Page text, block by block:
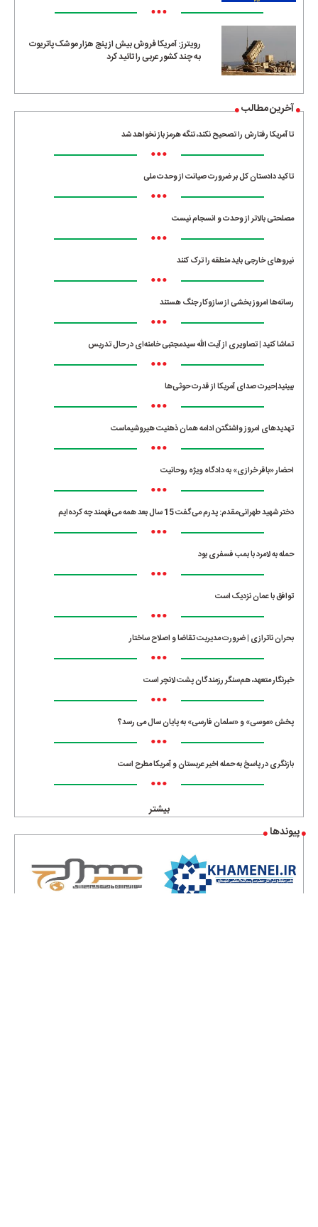
•••
رویترز: آمریکا فروش بیش از پنج هزار موشک پاتریوت
به چند کشور عربی را تائید کرد
آخرین مطالب
تا آمریکا رفتارش را تصحیح نکند، تنگه هرمز باز نخواهد شد
•••
تاکید دادستان کل بر ضرورت صیانت از وحدت ملی
•••
مصلحتی بالاتر از وحدت و انسجام نیست
•••
نیروهای خارجی باید منطقه را ترک کنند
•••
رسانه‌ها امروز بخشی از سازوکار جنگ هستند
•••
تماشا کنید | تصاویری از آیت الله سیدمجتبی خامنه‌ای در حال تدریس
•••
ببینید|حیرت صدای آمریکا از قدرت حوثی‌ها
•••
تهدیدهای امروز واشنگتن ادامه همان ذهنیت هیروشیماست
•••
احضار «باقر خرازی» به دادگاه ویژه روحانیت
•••
دختر شهید طهرانی‌مقدم: پدرم می‌گفت 15 سال بعد همه می‌فهمند چه کرده‌ایم
•••
حمله به لامرد با بمب فسفری بود
•••
توافق با عمان نزدیک است
•••
بحران ناترازی | ضرورت مدیریت تقاضا و اصلاح ساختار
•••
خبرنگار متعهد، هم‌سنگر رزمندگان پشت لانچر است
•••
پخش «موسی» و «سلمان فارسی» به پایان سال می رسد؟
•••
بازنگری در پاسخ به حمله اخیر عربستان و آمریکا مطرح است
•••
بیشتر
پیوندها